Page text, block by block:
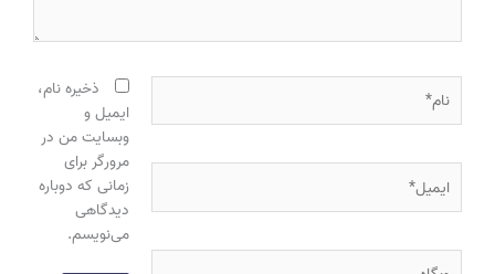
وبگاه
ذخیره نام،
ایمیل و
وبسایت من در
مرورگر برای
زمانی که دوباره
دیدگاهی
می‌نویسم.